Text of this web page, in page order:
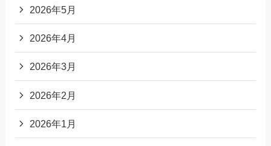
2026年5月
2026年4月
2026年3月
2026年2月
2026年1月